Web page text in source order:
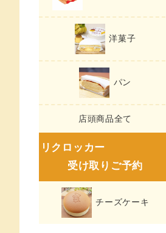
洋菓子
パン
店頭商品全て
リクロッカー
受け取りご予約
チーズケーキ